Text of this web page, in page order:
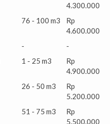
4.300.000
76 - 100 m3
Rp
4.600.000
-
-
1 - 25 m3
Rp
4.900.000
26 - 50 m3
Rp
5.200.000
51 - 75 m3
Rp
5.500.000